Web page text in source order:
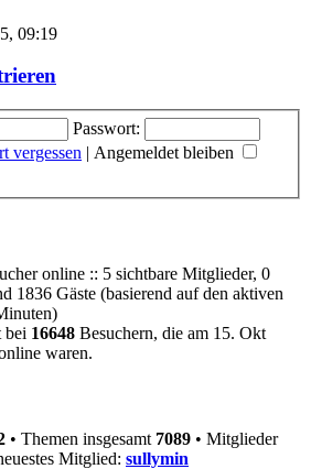
09:19
Passwort:
vergessen | Angemeldet bleiben
online :: 5 sichtbare Mitglieder, 0
1836 Gäste (basierend auf den aktiven
bei 16648 Besuchern, die am 15. Okt
waren.
• Themen insgesamt 7089 • Mitglieder
Mitglied: sullymin